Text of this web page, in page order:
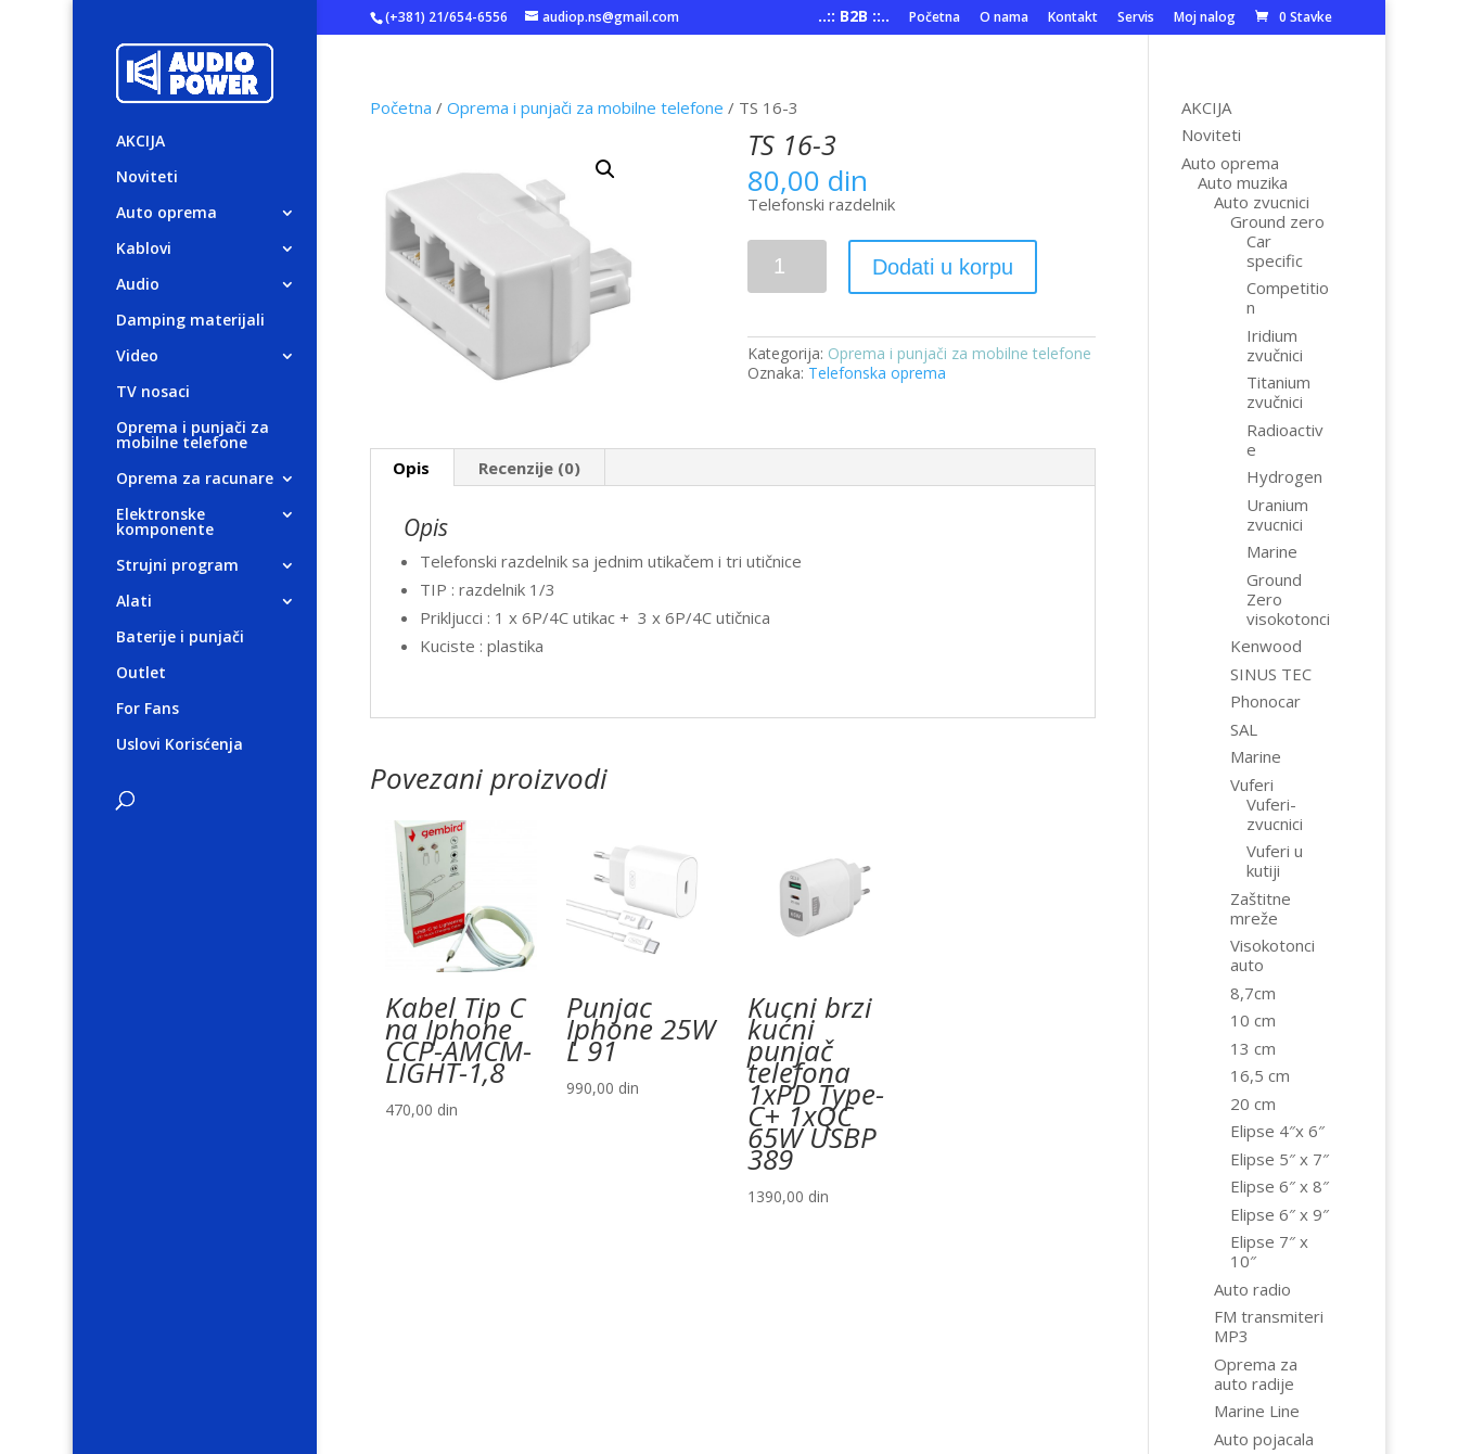
(+381) 21/654-6556 audiop.ns@gmail.com ..:: B2B ::.. Početna O nama Kontakt Servis Moj nalog 0 Stavke
AKCIJA
Noviteti
Auto oprema
Kablovi
Audio
Damping materijali
Video
TV nosaci
Oprema i punjači za
mobilne telefone
Oprema za racunare
Elektronske
komponente
Strujni program
Alati
Baterije i punjači
Outlet
For Fans
Uslovi Korisćenja
Početna /Oprema i punjači za mobilne telefone / TS 16-3
TS 16-3
80,00 din
Telefonski razdelnik
TS
3
Dodati u korpu
Kategorija: Oprema i punjači za mobilne telefone
Oznaka: Telefonska oprema
Opis Recenzije (0)
Opis
Telefonski razdelnik sa jednim utikačem i tri utičnice
TIP : razdelnik 1/3
Prikljucci : 1 x 6P/4C utikac + 3 x 6P/4C utičnica
Kuciste : plastika
Povezani proizvodi
Kabel Tip C
na Iphone
CCP-AMCM-
LIGHT-1,8
470,00 din
Punjac
Iphone 25W
L 91
990,00 din
Kucni brzi
kućni
punjač
telefona
1xPD Type-
C+ 1xQC
65W USBP
389
1390,00 din
AKCIJA
Noviteti
Auto oprema
Auto muzika
Auto zvucnici
Ground zero
Car
specific
Competitio
n
Iridium
zvučnici
Titanium
zvučnici
Radioactiv
e
Hydrogen
Uranium
zvucnici
Marine
Ground
Zero
visokotonci
Kenwood
SINUS TEC
Phonocar
SAL
Marine
Vuferi
Vuferi-
zvucnici
Vuferi u
kutiji
Zaštitne
mreže
Visokotonci
auto
8,7cm
10 cm
13 cm
16,5 cm
20 cm
Elipse 4″x 6″
Elipse 5″ x 7″
Elipse 6″ x 8″
Elipse 6″ x 9″
Elipse 7″ x
10″
Auto radio
FM transmiteri
MP3
Oprema za
auto radije
Marine Line
Auto pojacala